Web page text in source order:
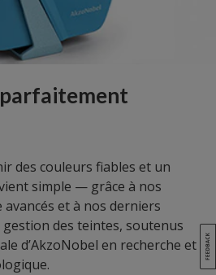
des couleurs fiables et un
simple — grâce à nos
avancés et à nos derniers
des teintes, soutenus
d’AkzoNobel en recherche et